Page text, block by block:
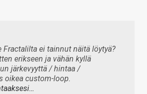
Fractalilta ei tainnut näitä löytyä?
erikseen ja vähän kyllä
järkevyyttä / hintaa /
oikea custom-loop.